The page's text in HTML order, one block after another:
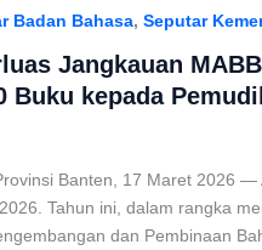
Badan Bahasa, Seputar
Jangkauan
Buku kepada
Banten, 17 Maret 2026
Tahun ini, dalam rangka
dan Pembinaan